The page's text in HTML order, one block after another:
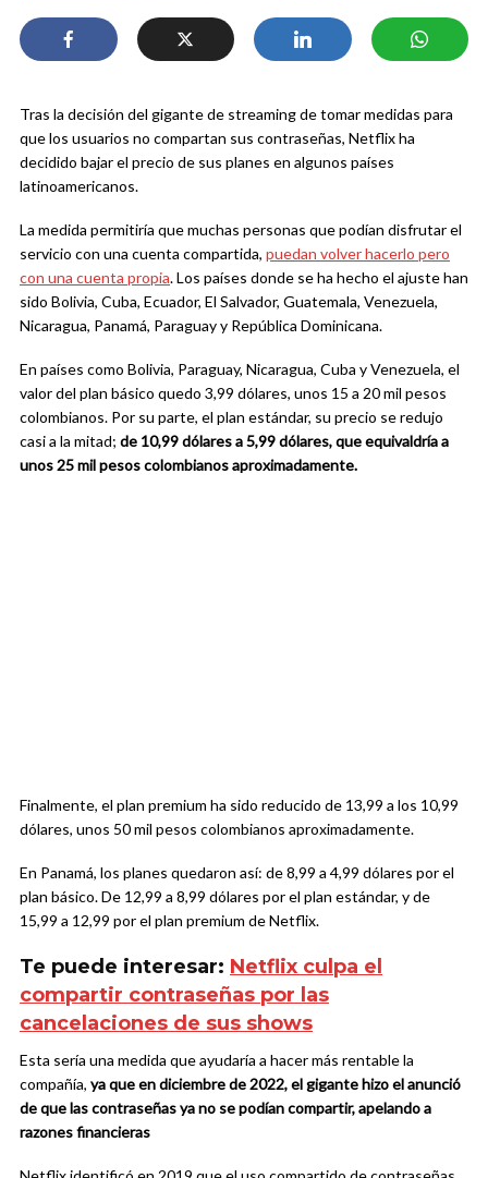
Tras la decisión del gigante de streaming de tomar medidas para
que los usuarios no compartan sus contraseñas, Netflix ha
decidido bajar el precio de sus planes en algunos países
latinoamericanos.
La medida permitiría que muchas personas que podían disfrutar el
servicio con una cuenta compartida, puedan volver hacerlo pero
con una cuenta propia. Los países donde se ha hecho el ajuste han
sido Bolivia, Cuba, Ecuador, El Salvador, Guatemala, Venezuela,
Nicaragua, Panamá, Paraguay y República Dominicana.
En países como Bolivia, Paraguay, Nicaragua, Cuba y Venezuela, el
valor del plan básico quedo 3,99 dólares, unos 15 a 20 mil pesos
colombianos. Por su parte, el plan estándar, su precio se redujo
casi a la mitad; de 10,99 dólares a 5,99 dólares, que equivaldría a
unos 25 mil pesos colombianos aproximadamente.
Finalmente, el plan premium ha sido reducido de 13,99 a los 10,99
dólares, unos 50 mil pesos colombianos aproximadamente.
En Panamá, los planes quedaron así: de 8,99 a 4,99 dólares por el
plan básico. De 12,99 a 8,99 dólares por el plan estándar, y de
15,99 a 12,99 por el plan premium de Netflix.
Te puede interesar: Netflix culpa el
compartir contraseñas por las
cancelaciones de sus shows
Esta sería una medida que ayudaría a hacer más rentable la
compañía, ya que en diciembre de 2022, el gigante hizo el anunció
de que las contraseñas ya no se podían compartir, apelando a
razones financieras